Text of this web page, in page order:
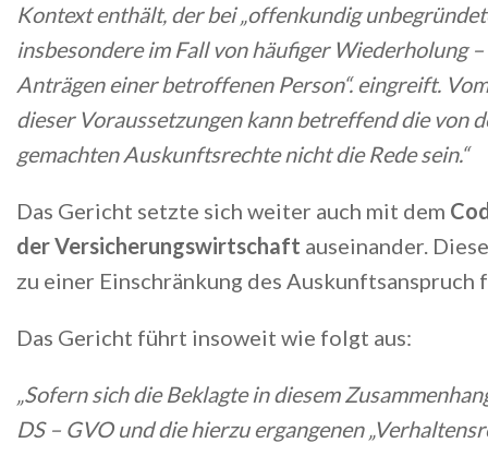
Kontext enthält, der bei „offenkundig
insbesondere im Fall von häufiger Wiederholung –
Anträgen einer betroffenen Person“. eingreift.
dieser Voraussetzungen kann betreffend die von
gemachten Auskunftsrechte nicht die Rede sein.“
Das Gericht setzte sich weiter auch mit dem
der Versicherungswirtschaft auseinander.
zu einer Einschränkung des Auskunftsanspruch
Das Gericht führt insoweit wie folgt aus:
„Sofern sich die Beklagte in diesem
DS – GVO und die hierzu ergangenen